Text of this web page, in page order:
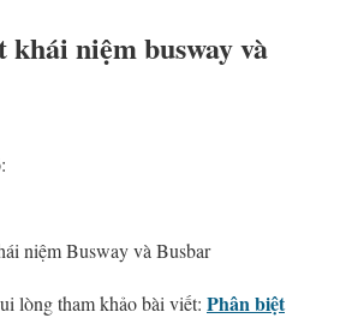
khái niệm busway và
niệm Busway và Busbar
lòng tham khảo bài viết: Phân biệt